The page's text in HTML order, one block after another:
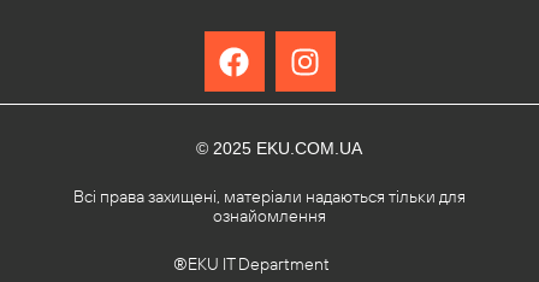
© 2025 EKU.COM.UA
Всі права захищені, матеріали надаються тільки для
ознайомлення
®EKU IT Department